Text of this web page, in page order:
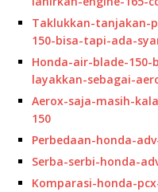
Taklukkan-tanjakan-
150-bisa-tapi-ada-
Honda-air-blade-
layakkan-sebagai-
Aerox-saja-masih-
150
Perbedaan-honda-
Serba-serbi-honda-
Komparasi-honda-